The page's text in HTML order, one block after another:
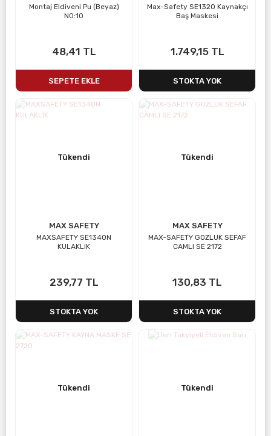
Montaj Eldiveni Pu (Beyaz)
NO:10
48,41 TL
SEPETE EKLE
Max-Safety SE1320 Kaynakçı
Baş Maskesi
1.749,15 TL
STOKTA YOK
Tükendi
MAX SAFETY
MAXSAFETY SE1340N
KULAKLIK
239,77 TL
STOKTA YOK
Tükendi
MAX SAFETY
MAX-SAFETY GOZLUK SEFAF
CAMLI SE 2172
130,83 TL
STOKTA YOK
Tükendi Tükendi